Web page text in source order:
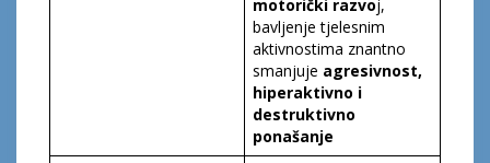
motorički razvoj,
bavljenje tjelesnim
aktivnostima znantno
smanjuje agresivnost,
hiperaktivno i
destruktivno
ponašanje